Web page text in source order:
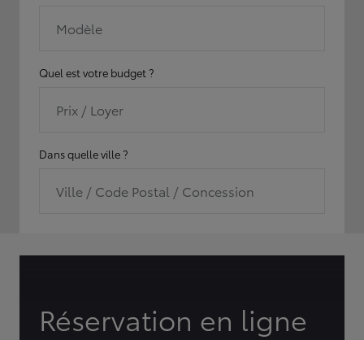
Modèle
Quel est votre budget ?
Prix / Loyer
Dans quelle ville ?
Ville / Code Postal / Concession
Réservation en ligne